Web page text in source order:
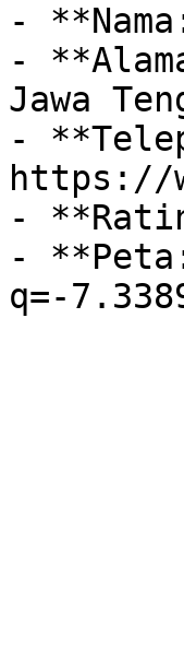
-
-
Jawa
-
https://
-
-